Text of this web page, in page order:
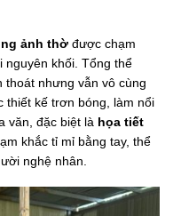
ảnh thờ được chạm
nguyên khối. Tổng thể
thoát nhưng vẫn vô cùng
thiết kế trơn bóng, làm nổi
văn, đặc biệt là họa tiết
khắc tỉ mỉ bằng tay, thể
nghệ nhân.